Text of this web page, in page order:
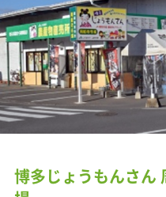
博多じょうもんさん